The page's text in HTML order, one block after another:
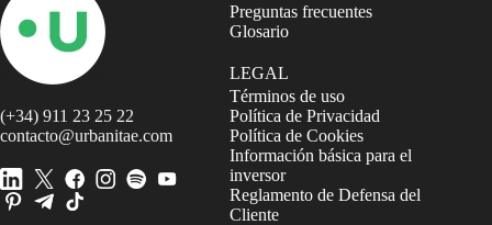
(+34) 911 23 25 22
contacto@urbanitae.com
Preguntas frecuentes
Glosario
LEGAL
Términos de uso
Política de Privacidad
Política de Cookies
Información básica para el
inversor
Reglamento de Defensa del
Cliente